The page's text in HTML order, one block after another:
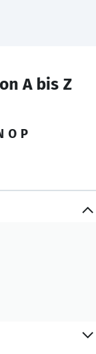
A bis Z
O P